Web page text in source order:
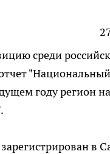
среди
году регион
.
в